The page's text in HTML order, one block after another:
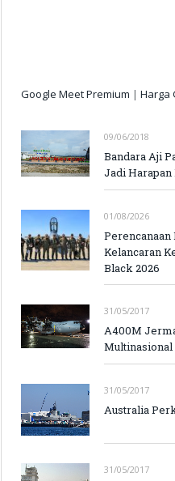
Google Meet Premium | Harga
09/06/2018
Bandara Aji
Jadi Harapan
01/08/2026
Perencanaan
Kelancaran
Black 2026
31/05/2017
A400M
Multinasional
31/05/2017
Australia
31/05/2017